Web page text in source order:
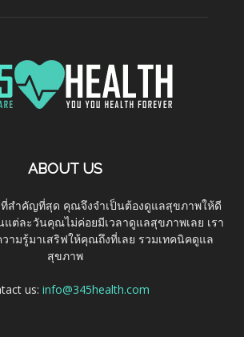
ABOUT US
ที่สำคัญที่สุด คุณจึงจำเป็นต้องดูแลสุขภาพให้ดี
แต่ละวันคุณไม่ค่อยมีเวลาดูแลสุขภาพเลย เรา
ามรู้มาเสริฟให้คุณถึงที่เลย รวมเทคนิคดูแล
สุขภาพ
us: info@345health.com